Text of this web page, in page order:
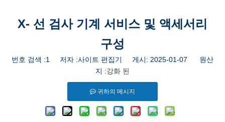
X- 선 검사 기계 서비스 및 액세서리
구성
번호 검색 :1
저자 :사이트 편집기 게시: 2025-01-07 원산
지 :강화 된
귀하의 메시지